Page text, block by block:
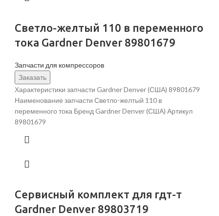
Светло-желтый 110 в переменного
тока Gardner Denver 89801679
Запчасти для компрессоров
Заказать
Характеристики запчасти Gardner Denver (США) 89801679
Наименование запчасти Светло-желтый 110 в
переменного тока Бренд Gardner Denver (США) Артикул
89801679
Сервисный комплект для гдт-т
Gardner Denver 89803719